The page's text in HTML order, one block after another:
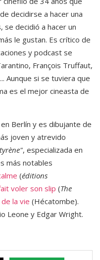
decidirse a hacer una
se decidió a hacer un
le gustan. Es crítico de
y podcast se
François Truffaut,
Aunque si se tuviera que
es el mejor cineasta de
Berlín y es dibujante de
joven y atrevido
, especializada en
más notables
(éditions
voler son slip (The
la vie (Hécatombe).
Leone y Edgar Wright.